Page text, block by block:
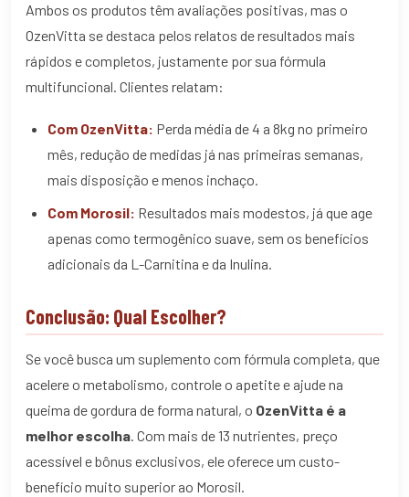
Ambos os produtos têm avaliações positivas, mas o
OzenVitta se destaca pelos relatos de resultados mais
rápidos e completos, justamente por sua fórmula
multifuncional. Clientes relatam:
Com OzenVitta: Perda média de 4 a 8kg no primeiro
mês, redução de medidas já nas primeiras semanas,
mais disposição e menos inchaço.
Com Morosil: Resultados mais modestos, já que age
apenas como termogênico suave, sem os benefícios
adicionais da L-Carnitina e da Inulina.
Conclusão: Qual Escolher?
Se você busca um suplemento com fórmula completa, que
acelere o metabolismo, controle o apetite e ajude na
queima de gordura de forma natural, o OzenVitta é a
melhor escolha. Com mais de 13 nutrientes, preço
acessível e bônus exclusivos, ele oferece um custo-
benefício muito superior ao Morosil.